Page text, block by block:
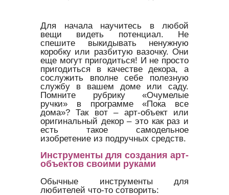
Для начала научитесь в любой
вещи видеть потенциал. Не
спешите выкидывать ненужную
коробку или разбитую вазочку. Они
еще могут пригодиться! И не просто
пригодиться в качестве декора, а
сослужить вполне себе полезную
службу в вашем доме или саду.
Помните рубрику «Очумелые
ручки» в программе «Пока все
дома»? Так вот – арт-объект или
оригинальный декор – это как раз и
есть такое самодельное
изобретение из подручных средств.
Инструменты для создания арт-
объектов своими руками
Обычные инструменты для
любителей что-то сотворить: